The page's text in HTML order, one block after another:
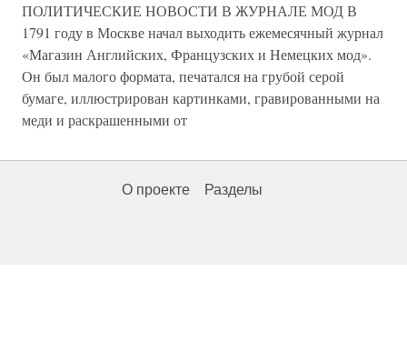
ПОЛИТИЧЕСКИЕ НОВОСТИ В ЖУРНАЛЕ МОД В
1791 году в Москве начал выходить ежемесячный журнал
«Магазин Английских, Французских и Немецких мод».
Он был малого формата, печатался на грубой серой
бумаге, иллюстрирован картинками, гравированными на
меди и раскрашенными от
О проекте Разделы